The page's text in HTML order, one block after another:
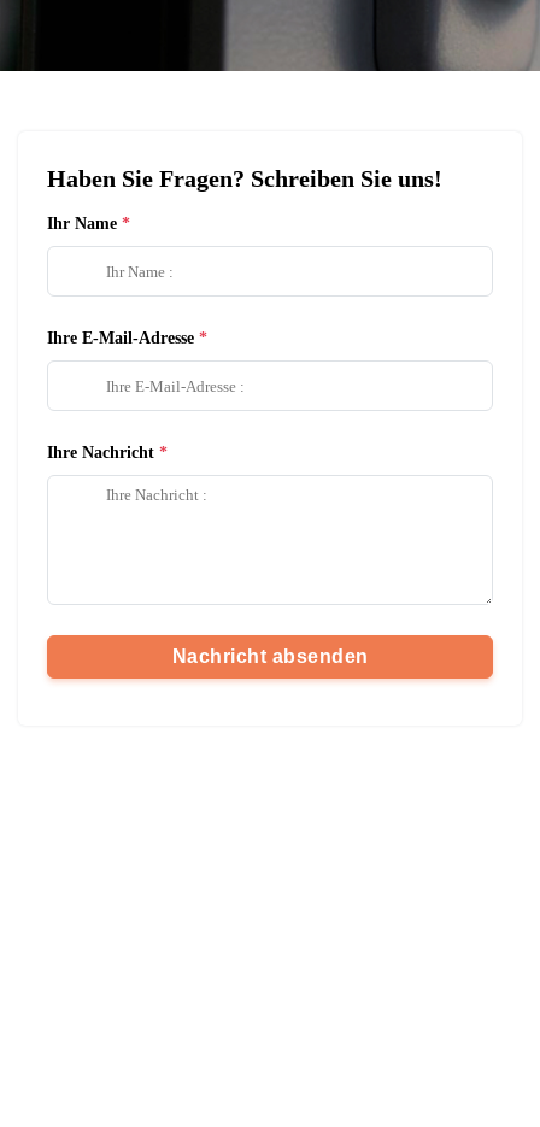
Haben Sie Fragen? Schreiben Sie uns!
Ihr Name
Ihre E-Mail-Adresse
Ihre Nachricht
Nachricht absenden